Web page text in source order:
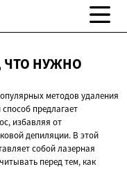
ЧТО НУЖНО
методов удаления
предлагает
избавляя от
депиляции. В этой
собой лазерная
перед тем, как